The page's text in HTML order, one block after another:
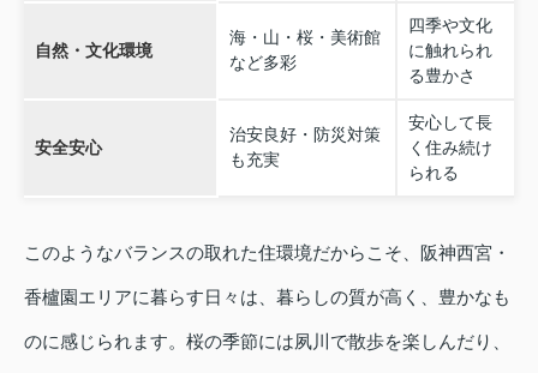
自然・文化環境
海・山・桜・美術館
など多彩
四季や文化
に触れられ
る豊かさ
安全安心
治安良好・防災対策
も充実
安心して長
く住み続け
られる
このようなバランスの取れた住環境だからこそ、阪神西宮・
香櫨園エリアに暮らす日々は、暮らしの質が高く、豊かなも
のに感じられます。桜の季節には夙川で散歩を楽しんだり、